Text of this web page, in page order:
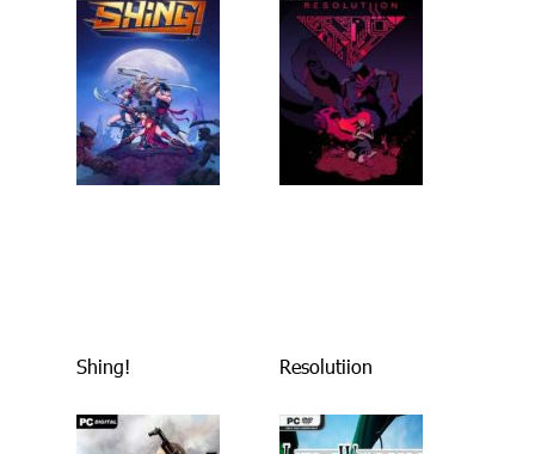
Shing! Resolutiion